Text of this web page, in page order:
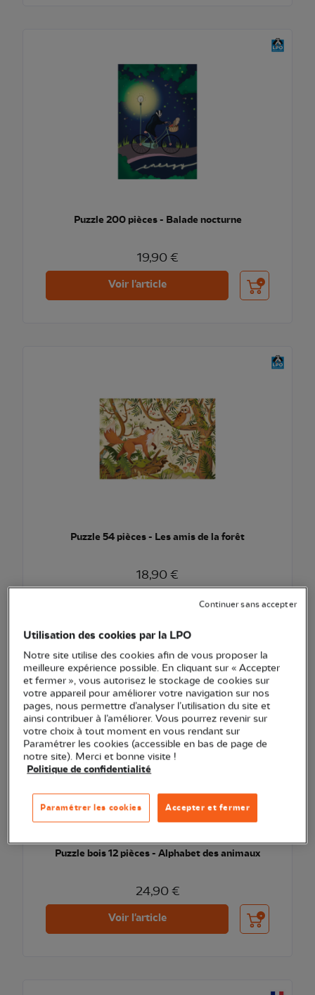
Puzzle 200 pièces - Balade nocturne
19,90 €
Voir l'article Ajouter au
Puzzle 54 pièces - Les amis de la forêt
18,90 €
Puzzle bois 12 pièces - Alphabet des animaux
24,90 €
Voir l'article Ajouter au
Utilisation des cookies par la LPO
Notre site utilise des cookies afin de vous proposer la
meilleure expérience possible. En cliquant sur « Accepter
et fermer », vous autorisez le stockage de cookies sur
votre appareil pour améliorer votre navigation sur nos
pages, nous permettre d’analyser l’utilisation du site et
ainsi contribuer à l’améliorer. Vous pourrez revenir sur
votre choix à tout moment en vous rendant sur
Paramétrer les cookies (accessible en bas de page de
notre site). Merci et bonne visite !
Politique de confidentialité
Accepter et fermer
Paramétrer les cookies
Continuer sans accepter